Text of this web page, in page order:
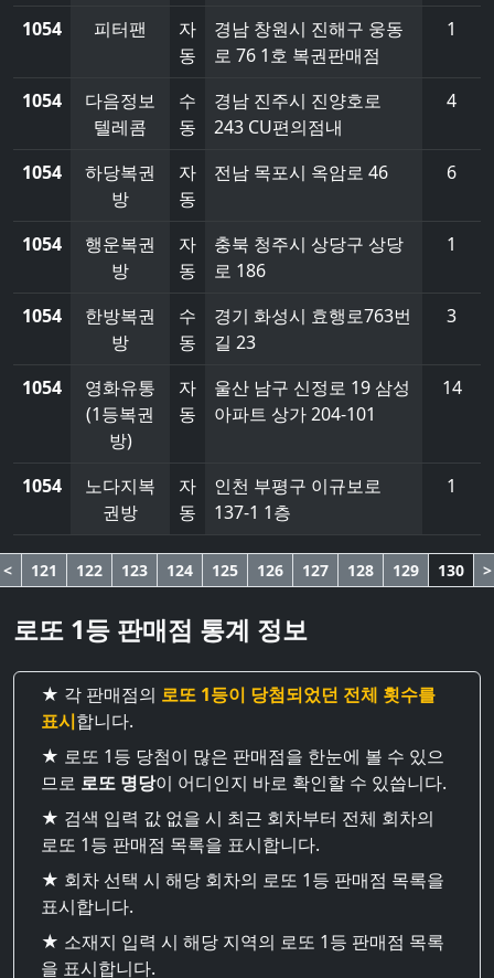
1054 피터팬
자
동
경남 창원시 진해구 웅동
로 76 1호 복권판매점
1
1054
다음정보
텔레콤
수
동
경남 진주시 진양호로
243 CU편의점내
4
1054
하당복권
방
자
동
전남 목포시 옥암로 46 6
1054
행운복권
방
자
동
충북 청주시 상당구 상당
로 186
1
1054
한방복권
방
수
동
경기 화성시 효행로763번
길 23
3
1054
영화유통
(1등복권
방)
자
동
울산 남구 신정로 19 삼성
아파트 상가 204-101
14
1054
노다지복
권방
자
동
인천 부평구 이규보로
137-1 1층
1
< 121 122 123 124 125 126 127 128 129 130 >
로또 1등 판매점 통계 정보
★ 각 판매점의 로또 1등이 당첨되었던 전체 횟수를
표시합니다.
★ 로또 1등 당첨이 많은 판매점을 한눈에 볼 수 있으
므로 로또 명당이 어디인지 바로 확인할 수 있씁니다.
★ 검색 입력 값 없을 시 최근 회차부터 전체 회차의
로또 1등 판매점 목록을 표시합니다.
★ 회차 선택 시 해당 회차의 로또 1등 판매점 목록을
표시합니다.
★ 소재지 입력 시 해당 지역의 로또 1등 판매점 목록
을 표시합니다.